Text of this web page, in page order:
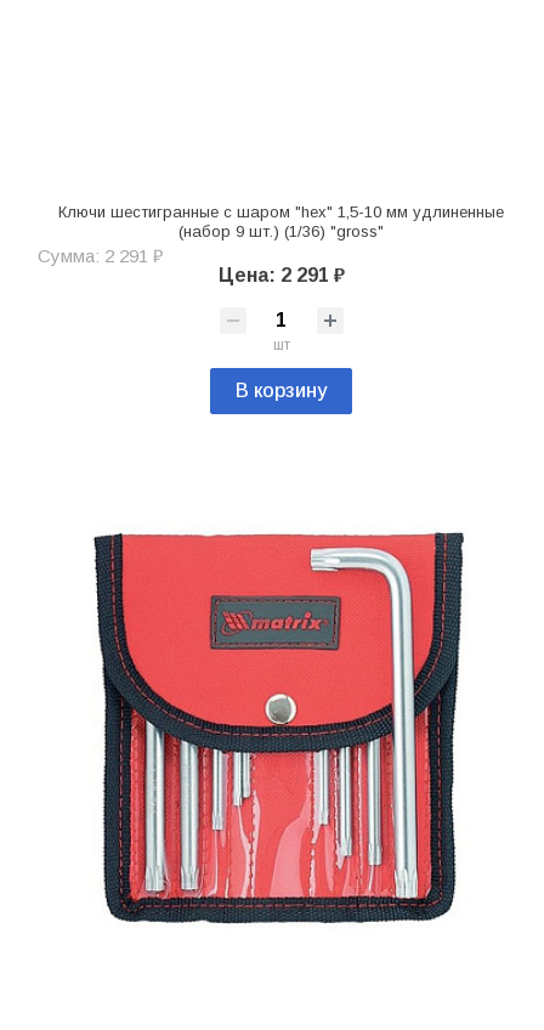
Ключи шестигранные с шаром "hex" 1,5-10 мм удлиненные
(набор 9 шт.) (1/36) "gross"
Сумма: 2 291 ₽
Цена: 2 291 ₽
шт
В корзину